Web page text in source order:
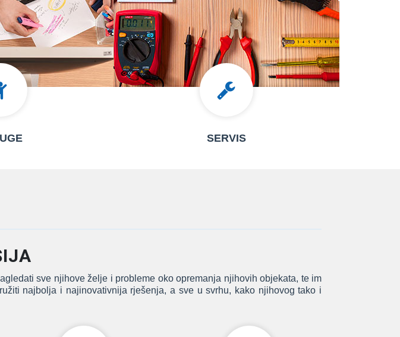
SERVIS
sve njihove želje i probleme oko opremanja njihovih objekata, te im
najbolja i najinovativnija rješenja, a sve u svrhu, kako njihovog tako i